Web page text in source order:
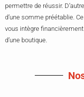
permettre de réussir.
d’une somme préétablie.
vous intègre
d’une boutique.